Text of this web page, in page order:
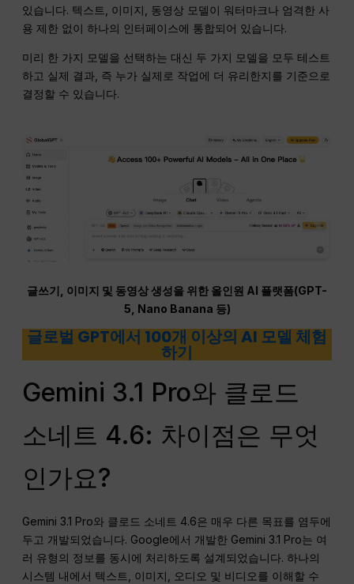
있습니다. 텍스트, 이미지, 동영상 모델이 워터마크나 엄격한 사
용 제한 없이 하나의 인터페이스에 통합되어 있습니다.
미리 한 가지 모델을 선택하는 대신 두 가지 모델을 모두 테스트
하고 실제 결과, 즉 누가 실제로 작업에 더 유리한지를 기준으로
결정할 수 있습니다.
글쓰기, 이미지 및 동영상 생성을 위한 올인원 AI 플랫폼(GPT-
5, Nano Banana 등)
글로벌 GPT에서 100개 이상의 AI 모델 체험
하기
Gemini 3.1 Pro와 클로드
소네트 4.6: 차이점은 무엇
인가요?
Gemini 3.1 Pro와 클로드 소네트 4.6은 매우 다른 목표를 염두에
두고 개발되었습니다. Google에서 개발한 Gemini 3.1 Pro는 여
러 유형의 정보를 동시에 처리하도록 설계되었습니다. 하나의
시스템 내에서 텍스트, 이미지, 오디오 및 비디오를 이해할 수